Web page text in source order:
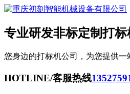
专业研发非标定制打标
您身边的打标机公司，为您提供一
HOTLINE/客服热线